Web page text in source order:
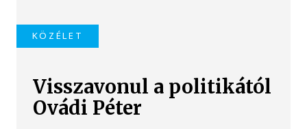
KÖZÉLET
Visszavonul a politikától
Ovádi Péter